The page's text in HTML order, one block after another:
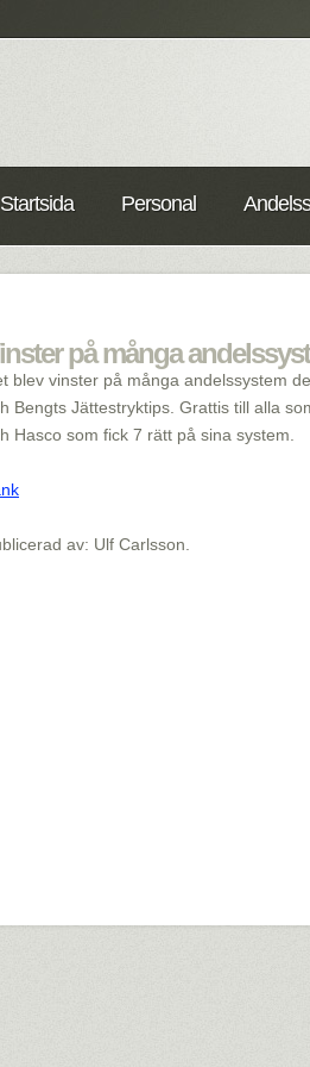
Startsida Personal
på många
blev vinster på många andelssystem
Bengts Jättestryktips. Grattis till alla
Hasco som fick 7 rätt på sina system.
av: Ulf Carlsson.